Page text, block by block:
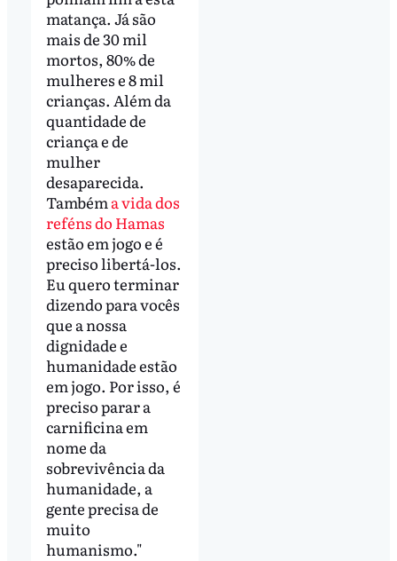
matança. Já são
mais de 30 mil
mortos, 80% de
mulheres e 8 mil
crianças. Além da
quantidade de
criança e de
mulher
desaparecida.
Também a vida dos
reféns do Hamas
estão em jogo e é
preciso libertá-los.
Eu quero terminar
dizendo para vocês
que a nossa
dignidade e
humanidade estão
em jogo. Por isso, é
preciso parar a
carnificina em
nome da
sobrevivência da
humanidade, a
gente precisa de
muito
humanismo."